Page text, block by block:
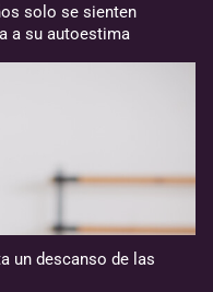
solo se sienten
a su autoestima
un descanso de las